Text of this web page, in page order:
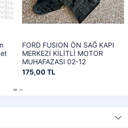
FORD FUSION ÖN SAĞ KAPI
MERKEZİ KİLİTLİ MOTOR
MUHAFAZASI 02-12
175,00 TL